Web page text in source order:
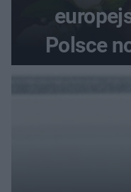
Polsce